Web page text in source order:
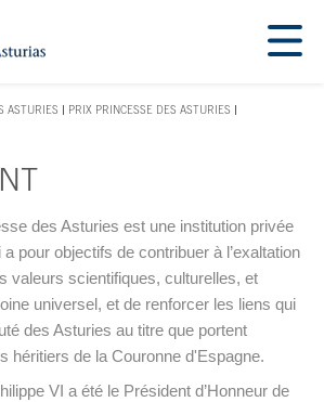
directement au contenu principal
ASTURIES
PRIX PRINCESSE DES ASTURIES
des Asturies est une institution privée
pour objectifs de contribuer à l’exaltation
valeurs scientifiques, culturelles, et
universel, et de renforcer les liens qui
des Asturies au titre que portent
héritiers de la Couronne d'Espagne.
VI a été le Président d’Honneur de